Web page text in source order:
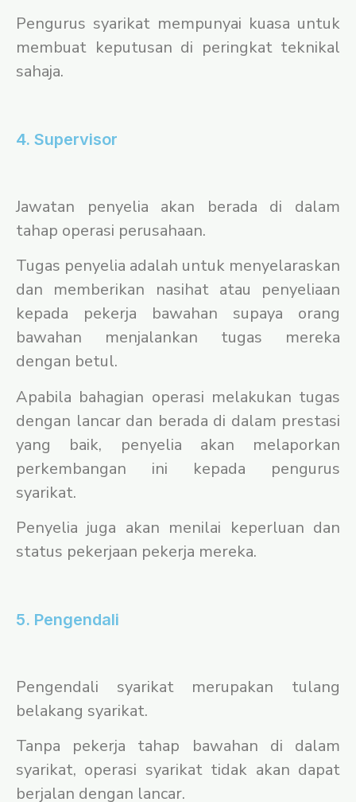
Pengurus syarikat mempunyai kuasa untuk
membuat keputusan di peringkat teknikal
sahaja.
4. Supervisor
Jawatan penyelia akan berada di dalam
tahap operasi perusahaan.
Tugas penyelia adalah untuk menyelaraskan
dan memberikan nasihat atau penyeliaan
kepada pekerja bawahan supaya orang
bawahan menjalankan tugas mereka
dengan betul.
Apabila bahagian operasi melakukan tugas
dengan lancar dan berada di dalam prestasi
yang baik, penyelia akan melaporkan
perkembangan ini kepada pengurus
syarikat.
Penyelia juga akan menilai keperluan dan
status pekerjaan pekerja mereka.
5. Pengendali
Pengendali syarikat merupakan tulang
belakang syarikat.
Tanpa pekerja tahap bawahan di dalam
syarikat, operasi syarikat tidak akan dapat
berjalan dengan lancar.